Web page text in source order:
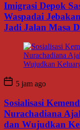
Imigrasi Depok
Waspadai
Jadi Jalan Masa
5 jam ago
Sosialisasi
Nurachadiana
dan Wujudkan